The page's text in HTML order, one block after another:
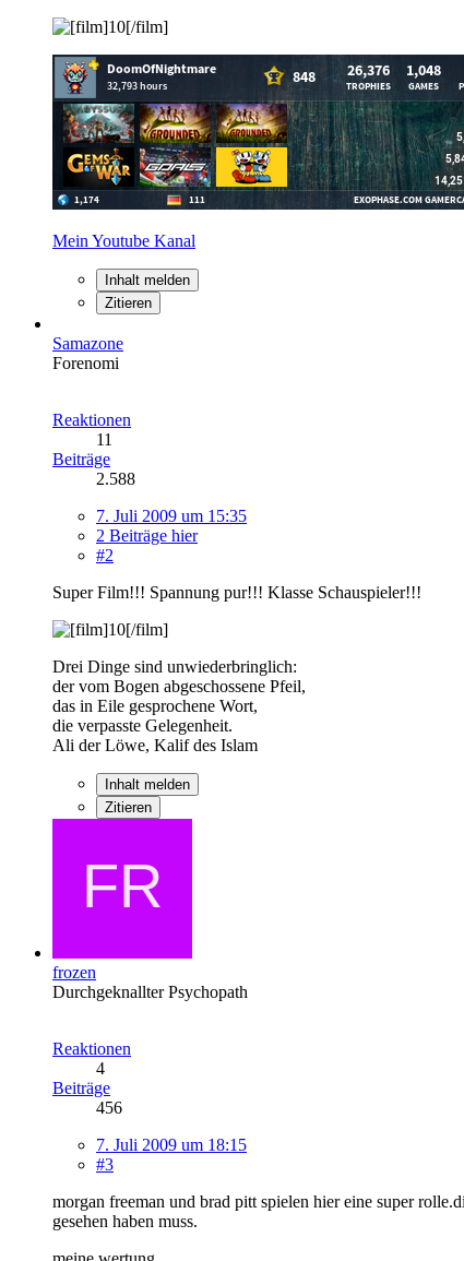
Mein Youtube Kanal
Inhalt melden
Zitieren
Samazone
Forenomi
Reaktionen
11
Beiträge
2.588
7. Juli 2009 um 15:35
2 Beiträge hier
#2
Super Film!!! Spannung pur!!! Klasse Schauspieler!!!
Drei Dinge sind unwiederbringlich:
der vom Bogen abgeschossene Pfeil,
das in Eile gesprochene Wort,
die verpasste Gelegenheit.
Ali der Löwe, Kalif des Islam
Inhalt melden
Zitieren
frozen
Durchgeknallter Psychopath
Reaktionen
4
Beiträge
456
7. Juli 2009 um 18:15
#3
morgan freeman und brad pitt spielen hier eine super
gesehen haben muss.